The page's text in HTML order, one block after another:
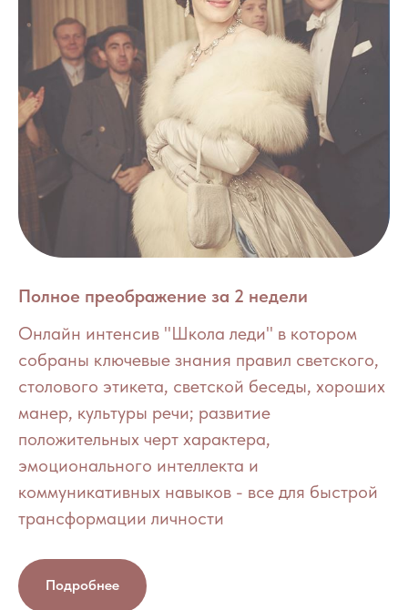
Полное преображение за 2 недели
Онлайн интенсив "Школа леди" в котором
собраны ключевые знания правил светского,
столового этикета, светской беседы, хороших
манер, культуры речи; развитие
положительных черт характера,
эмоционального интеллекта и
коммуникативных навыков - все для быстрой
трансформации личности
Подробнее